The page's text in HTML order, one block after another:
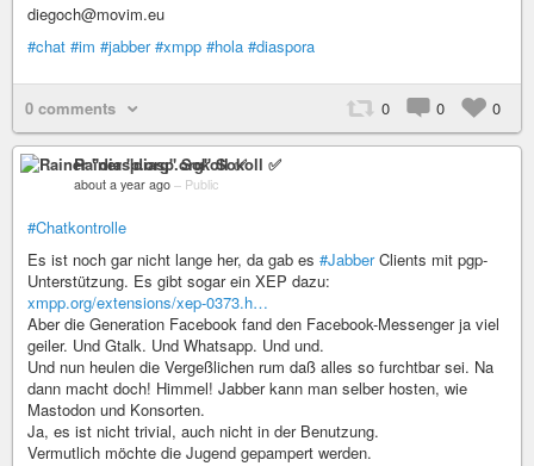
diegoch@movim.eu
#chat #im #jabber #xmpp #hola #diaspora
0 comments 0 0 0
Rainer "diasp​.org" Sokoll ✅
about a year ago – Public
#Chatkontrolle
Es ist noch gar nicht lange her, da gab es #JabberClients mit pgp-
Unterstützung. Es gibt sogar ein XEP dazu:
xmpp.org/extensions/xep-0373.h…
Aber die Generation Facebook fand den Facebook-Messenger ja viel
geiler. Und Gtalk. Und Whatsapp. Und und.
Und nun heulen die Vergeßlichen rum daß alles so furchtbar sei. Na
dann macht doch! Himmel! Jabber kann man selber hosten, wie
Mastodon und Konsorten.
Ja, es ist nicht trivial, auch nicht in der Benutzung.
Vermutlich möchte die Jugend gepampert werden.